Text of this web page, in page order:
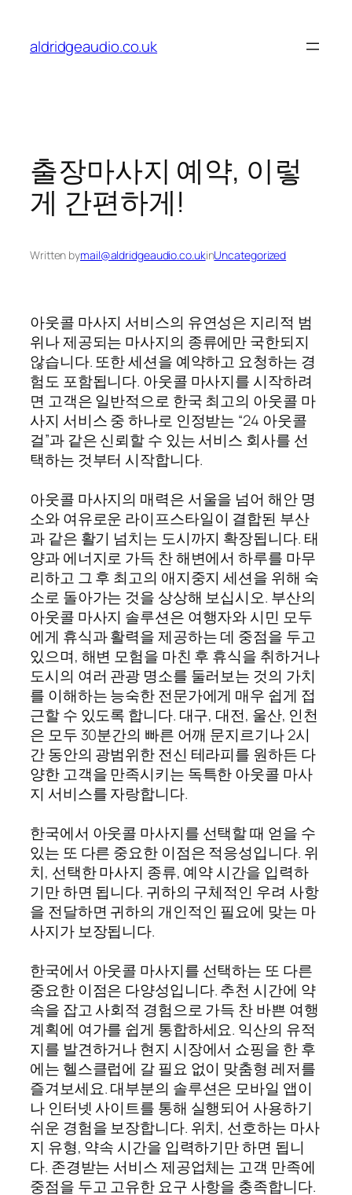
content
aldridgeaudio.co.uk
출장마사지 예약, 이렇
게 간편하게!
Written bymail@aldridgeaudio.co.ukinUncategorized
아웃콜 마사지 서비스의 유연성은 지리적 범
위나 제공되는 마사지의 종류에만 국한되지
않습니다. 또한 세션을 예약하고 요청하는 경
험도 포함됩니다. 아웃콜 마사지를 시작하려
면 고객은 일반적으로 한국 최고의 아웃콜 마
사지 서비스 중 하나로 인정받는 “24 아웃콜
걸”과 같은 신뢰할 수 있는 서비스 회사를 선
택하는 것부터 시작합니다.
아웃콜 마사지의 매력은 서울을 넘어 해안 명
소와 여유로운 라이프스타일이 결합된 부산
과 같은 활기 넘치는 도시까지 확장됩니다. 태
양과 에너지로 가득 찬 해변에서 하루를 마무
리하고 그 후 최고의 애지중지 세션을 위해 숙
소로 돌아가는 것을 상상해 보십시오. 부산의
아웃콜 마사지 솔루션은 여행자와 시민 모두
에게 휴식과 활력을 제공하는 데 중점을 두고
있으며, 해변 모험을 마친 후 휴식을 취하거나
도시의 여러 관광 명소를 둘러보는 것의 가치
를 이해하는 능숙한 전문가에게 매우 쉽게 접
근할 수 있도록 합니다. 대구, 대전, 울산, 인천
은 모두 30분간의 빠른 어깨 문지르기나 2시
간 동안의 광범위한 전신 테라피를 원하든 다
양한 고객을 만족시키는 독특한 아웃콜 마사
지 서비스를 자랑합니다.
한국에서 아웃콜 마사지를 선택할 때 얻을 수
있는 또 다른 중요한 이점은 적응성입니다. 위
치, 선택한 마사지 종류, 예약 시간을 입력하
기만 하면 됩니다. 귀하의 구체적인 우려 사항
을 전달하면 귀하의 개인적인 필요에 맞는 마
사지가 보장됩니다.
한국에서 아웃콜 마사지를 선택하는 또 다른
중요한 이점은 다양성입니다. 추천 시간에 약
속을 잡고 사회적 경험으로 가득 찬 바쁜 여행
계획에 여가를 쉽게 통합하세요. 익산의 유적
지를 발견하거나 현지 시장에서 쇼핑을 한 후
에는 헬스클럽에 갈 필요 없이 맞춤형 레저를
즐겨보세요. 대부분의 솔루션은 모바일 앱이
나 인터넷 사이트를 통해 실행되어 사용하기
쉬운 경험을 보장합니다. 위치, 선호하는 마사
지 유형, 약속 시간을 입력하기만 하면 됩니
다. 존경받는 서비스 제공업체는 고객 만족에
중점을 두고 고유한 요구 사항을 충족합니다.